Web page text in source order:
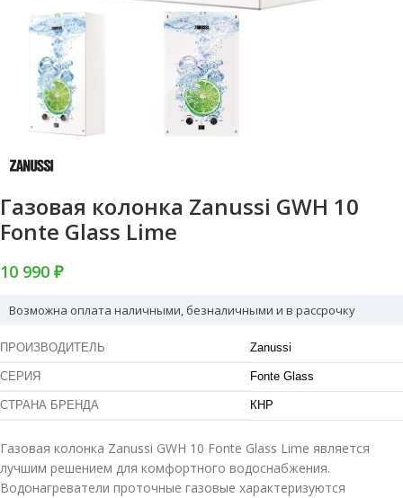
Газовая колонка Zanussi GWH 10
Fonte Glass Lime
10 990 ₽
Возможна оплата наличными, безналичными и в рассрочку
ПРОИЗВОДИТЕЛЬ Zanussi
СЕРИЯ Fonte Glass
СТРАНА БРЕНДА КНР
Газовая колонка Zanussi GWH 10 Fonte Glass Lime является
лучшим решением для комфортного водоснабжения.
Водонагреватели проточные газовые характеризуются